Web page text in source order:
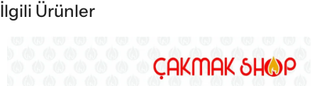
İlgili Ürünler